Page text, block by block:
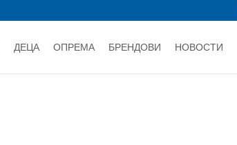
ДЕЦА ОПРЕМА БРЕНДОВИ НОВОСТИ